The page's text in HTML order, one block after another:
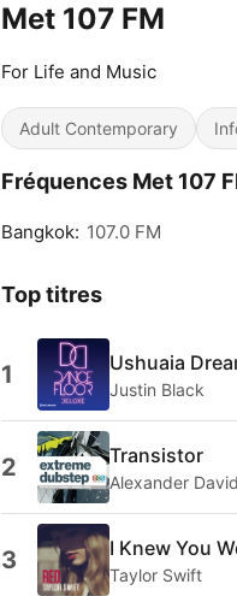
Met 107 FM
For Life and Music
Adult Contemporary
Fréquences Met 107
Bangkok: 107.0 FM
Top titres
1 Ushuaia
Justin Black
2 Transistor
Alexander
3 I Knew You
Taylor Swift